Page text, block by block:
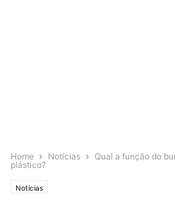
Home Notícias
Qual a função do
plástico?
Notícias